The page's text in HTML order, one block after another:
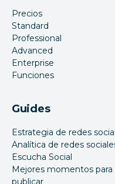
Precios
Standard
Professional
Advanced
Enterprise
Funciones
Guides
Estrategia de redes
Analítica de redes
Escucha Social
Mejores momentos para
publicar